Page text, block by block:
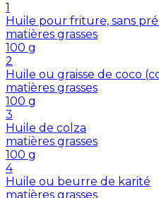
1
Huile pour friture, sans
matières grasses
100 g
2
Huile ou graisse de coco
matières grasses
100 g
3
Huile de colza
matières grasses
100 g
4
Huile ou beurre de karité
matières grasses